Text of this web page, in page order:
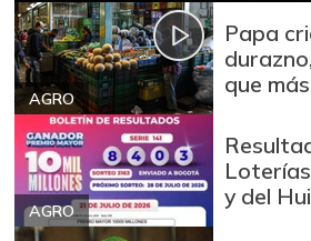
AGRO
Papa
que
AGRO
y del